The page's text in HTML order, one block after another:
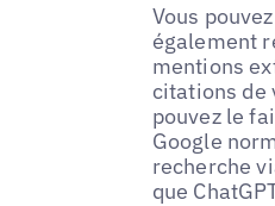
Vous
également
mentions
citations de
pouvez le
Google
recherche
que